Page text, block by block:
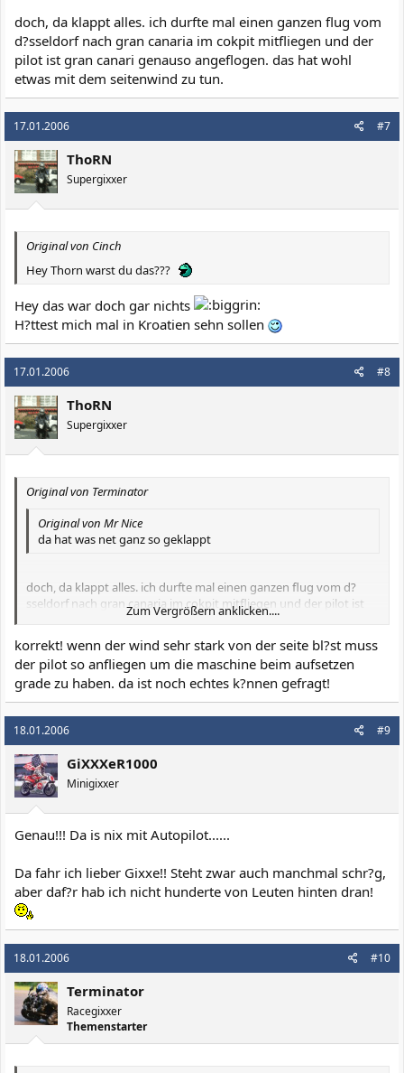
doch, da klappt alles. ich durfte mal einen ganzen flug vom
d?sseldorf nach gran canaria im cokpit mitfliegen und der
pilot ist gran canari genauso angeflogen. das hat wohl
etwas mit dem seitenwind zu tun.
17.01.2006 #7
ThoRN
Supergixxer
Original von Cinch
Hey Thorn warst du das???
Hey das war doch gar nichts
H?ttest mich mal in Kroatien sehn sollen
17.01.2006 #8
ThoRN
Supergixxer
Original von Terminator
Original von Mr Nice
da hat was net ganz so geklappt
Zum Vergrößern anklicken....
doch, da klappt alles. ich durfte mal einen ganzen flug vom d?
sseldorf nach gran canaria im cokpit mitfliegen und der pilot ist
gran canari genauso angeflogen. das hat wohl etwas mit dem
Zum Vergrößern anklicken....
korrekt! wenn der wind sehr stark von der seite bl?st muss
der pilot so anfliegen um die maschine beim aufsetzen
grade zu haben. da ist noch echtes k?nnen gefragt!
18.01.2006 #9
GiXXXeR1000
Minigixxer
Genau!!! Da is nix mit Autopilot......
Da fahr ich lieber Gixxe!! Steht zwar auch manchmal schr?g,
aber daf?r hab ich nicht hunderte von Leuten hinten dran!
18.01.2006 #10
Terminator
Racegixxer
Themenstarter